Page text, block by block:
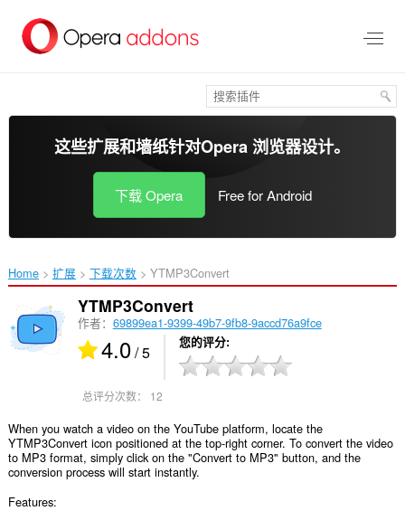
这些扩展和墙纸针对Opera 浏览器设计。
下载 Opera Free for Android
Home 扩展 下载次数 YTMP3Convert‎
YTMP3Convert
作者： 69899ea1-9399-49b7-9fb8-9accd76a9fce
4.0/ 5 您的评分
总评分次数： 12
When you watch a video on the YouTube platform, locate the
YTMP3Convert icon positioned at the top-right corner. To convert the video
to MP3 format, simply click on the "Convert to MP3" button, and the
conversion process will start instantly.
Features: